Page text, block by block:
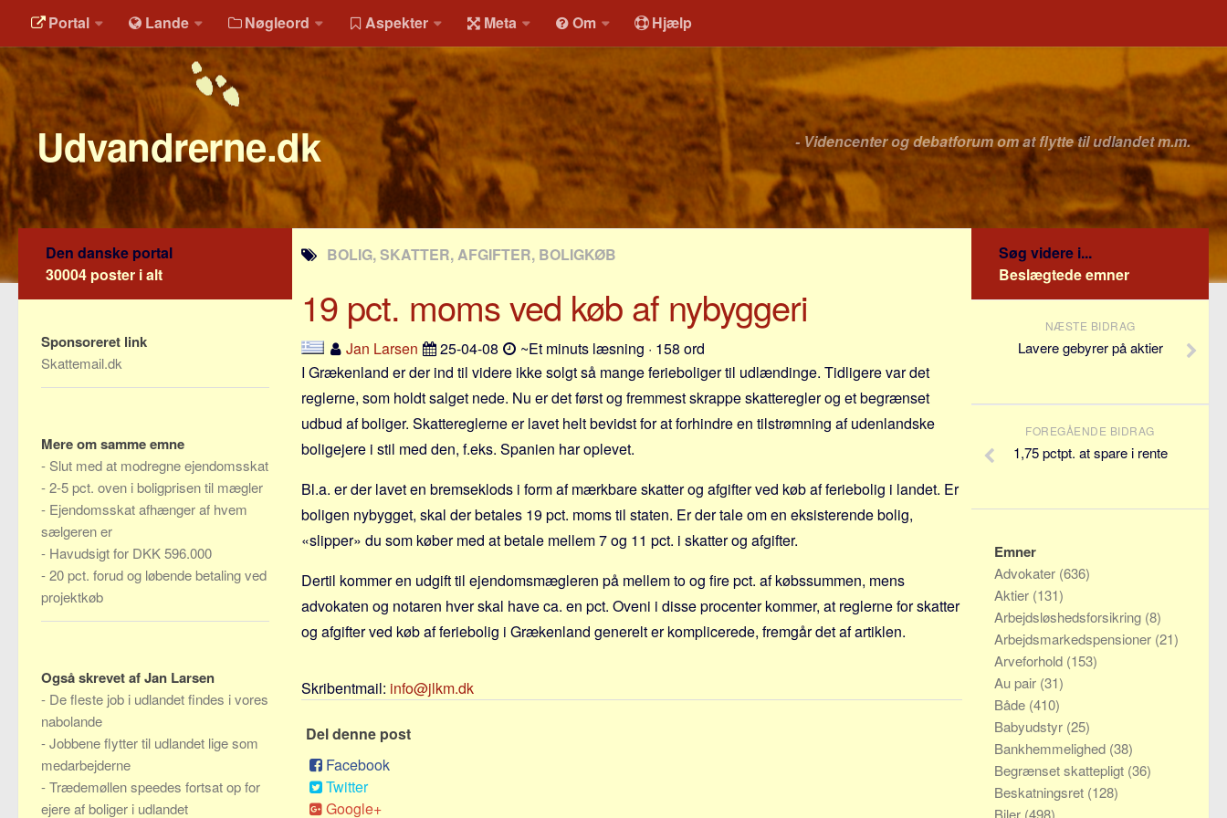
Portal Lande Nøgleord Aspekter Meta Om Hjælp
Udvandrerne.dk - Videncenter og debatforum om at flytte til udlandet m.m.
BOLIG, SKATTER, AFGIFTER, BOLIGKØB
19 pct. moms ved køb af nybyggeri
Jan Larsen 25-04-08
~Et minuts læsning · 158 ord
I Grækenland er der ind til videre ikke solgt så mange ferieboliger til udlændinge. Tidligere var det
reglerne, som holdt salget nede. Nu er det først og fremmest skrappe skatteregler og et begrænset
udbud af boliger. Skattereglerne er lavet helt bevidst for at forhindre en tilstrømning af udenlandske
boligejere i stil med den, f.eks. Spanien har oplevet.
Bl.a. er der lavet en bremseklods i form af mærkbare skatter og afgifter ved køb af feriebolig i landet. Er
boligen nybygget, skal der betales 19 pct. moms til staten. Er der tale om en eksisterende bolig,
«slipper» du som køber med at betale mellem 7 og 11 pct. i skatter og afgifter.
Dertil kommer en udgift til ejendomsmægleren på mellem to og fire pct. af købssummen, mens
advokaten og notaren hver skal have ca. en pct. Oveni i disse procenter kommer, at reglerne for skatter
og afgifter ved køb af feriebolig i Grækenland generelt er komplicerede, fremgår det af artiklen.
Skribentmail: info@jlkm.dk
Del denne post
Facebook
Twitter
Google+
Den danske portal
30004 poster i alt
Sponsoreret link
Skattemail.dk
Mere om samme emne
- Slut med at modregne ejendomsskat
-2-5 pct. oven i boligprisen til mægler
- Ejendomsskat afhænger af hvem
sælgeren er
- Havudsigt for DKK 596.000
-20 pct. forud og løbende betaling ved
projektkøb
Også skrevet af Jan Larsen
- De fleste job i udlandet findes i vores
nabolande
-Jobbene flytter til udlandet lige som
medarbejderne
-Trædemøllen speedes fortsat op for
ejere af boliger i udlandet
Søg videre i...
Beslægtede emner
NÆSTE BIDRAG
Lavere gebyrer på aktier
FOREGÅENDE BIDRAG
1,75 pctpt. at spare i rente
Emner
Advokater (636)
Aktier (131)
Arbejdsløshedsforsikring (8)
Arbejdsmarkedspensioner (21)
Arveforhold (153)
Au pair (31)
Både (410)
Babyudstyr (25)
Bankhemmelighed (38)
Begrænset skattepligt (36)
Beskatningsret (128)
Biler (498)